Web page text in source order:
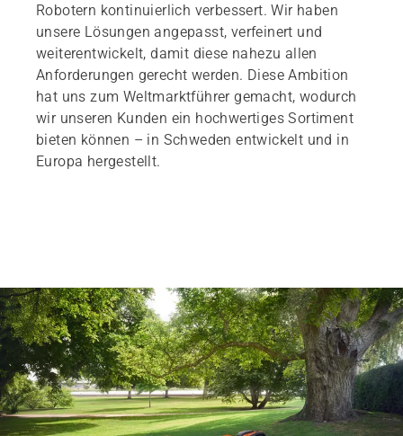
Robotern kontinuierlich verbessert. Wir haben
unsere Lösungen angepasst, verfeinert und
weiterentwickelt, damit diese nahezu allen
Anforderungen gerecht werden. Diese Ambition
hat uns zum Weltmarktführer gemacht, wodurch
wir unseren Kunden ein hochwertiges Sortiment
bieten können – in Schweden entwickelt und in
Europa hergestellt.